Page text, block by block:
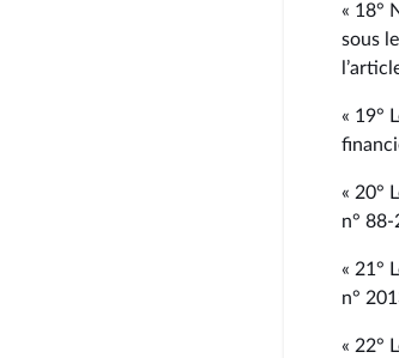
« 18°
sous
« 19°
« 20°
n°
« 21°
n°
« 22°